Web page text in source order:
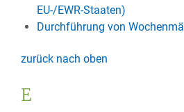
EU-/EWR-Staaten)
Durchführung von
zurück nach oben
E